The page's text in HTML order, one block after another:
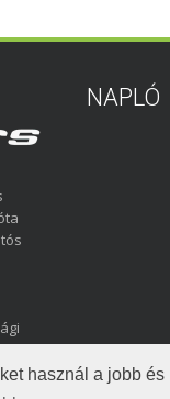
használ a jobb
NAPLÓ